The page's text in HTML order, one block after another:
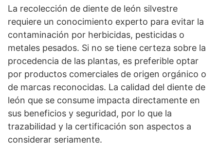
La recolección de diente de león silvestre
requiere un conocimiento experto para evitar la
contaminación por herbicidas, pesticidas o
metales pesados. Si no se tiene certeza sobre la
procedencia de las plantas, es preferible optar
por productos comerciales de origen orgánico o
de marcas reconocidas. La calidad del diente de
león que se consume impacta directamente en
sus beneficios y seguridad, por lo que la
trazabilidad y la certificación son aspectos a
considerar seriamente.